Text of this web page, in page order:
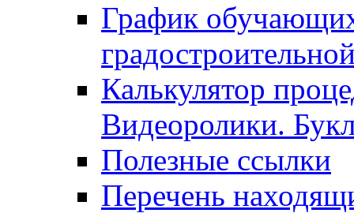
График
Калькулятор
Видеоролики.
Полезные ссылки
Перечень